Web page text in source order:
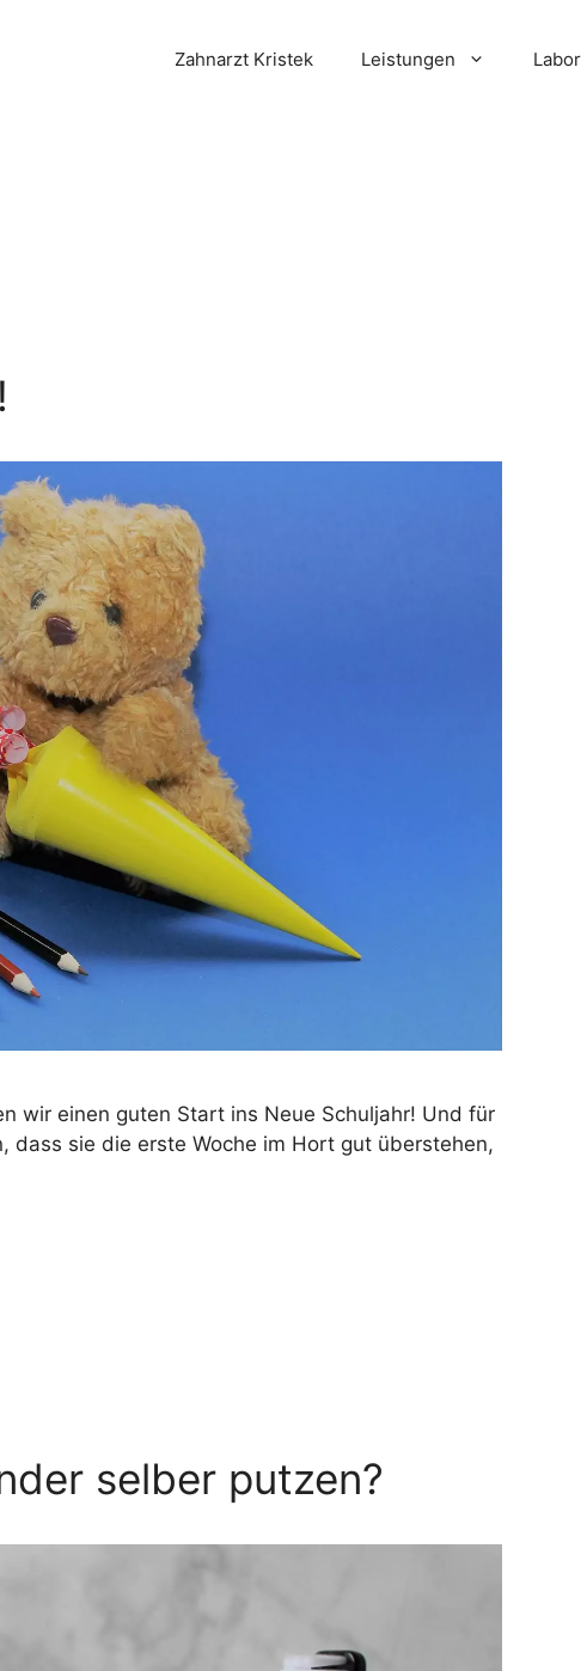
Zahnarzt Kristek Leistungen Labor
wir einen guten Start ins Neue Schuljahr! Und für
dass sie die erste Woche im Hort gut überstehen,
selber putzen?